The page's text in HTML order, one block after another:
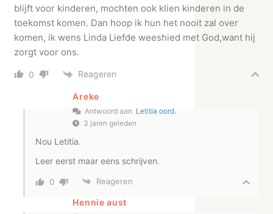
blijft voor kinderen, mochten ook klien kinderen in de
toekomst komen. Dan hoop ik hun het nooit zal over
komen, ik wens Linda Liefde weeshied met God,want hij
zorgt voor ons.
0 Reageren
Areke
Antwoord aan Letitia oord.
3 jaren geleden
Nou Letitia.
Leer eerst maar eens schrijven.
0 Reageren
Hennie aust